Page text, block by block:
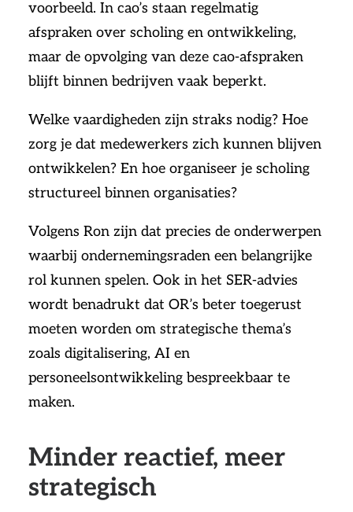
voorbeeld. In cao’s staan regelmatig
afspraken over scholing en ontwikkeling,
maar de opvolging van deze cao-afspraken
blijft binnen bedrijven vaak beperkt.
Welke vaardigheden zijn straks nodig? Hoe
zorg je dat medewerkers zich kunnen blijven
ontwikkelen? En hoe organiseer je scholing
structureel binnen organisaties?
Volgens Ron zijn dat precies de onderwerpen
waarbij ondernemingsraden een belangrijke
rol kunnen spelen. Ook in het SER-advies
wordt benadrukt dat OR’s beter toegerust
moeten worden om strategische thema’s
zoals digitalisering, AI en
personeelsontwikkeling bespreekbaar te
maken.
Minder reactief, meer
strategisch